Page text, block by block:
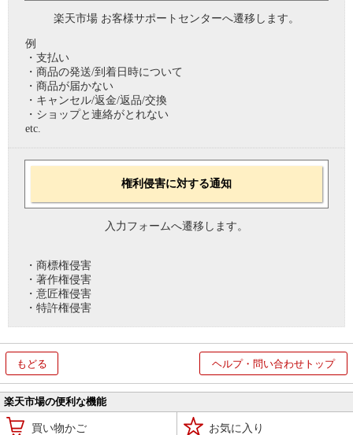
楽天市場 お客様サポートセンターへ遷移します。
例
・支払い
・商品の発送/到着日時について
・商品が届かない
・キャンセル/返金/返品/交換
・ショップと連絡がとれない
etc.
権利侵害に対する通知
入力フォームへ遷移します。
・商標権侵害
・著作権侵害
・意匠権侵害
・特許権侵害
もどる ヘルプ・問い合わせトップ
楽天市場の便利な機能
買い物かご お気に入り